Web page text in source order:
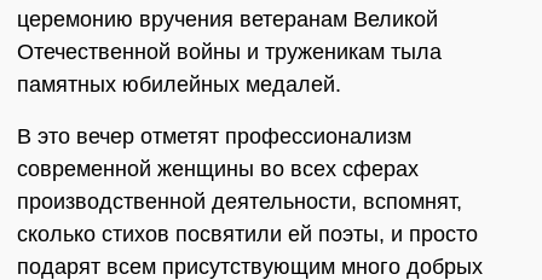
церемонию вручения ветеранам Великой
Отечественной войны и труженикам тыла
памятных юбилейных медалей.
В это вечер отметят профессионализм
современной женщины во всех сферах
производственной деятельности, вспомнят,
сколько стихов посвятили ей поэты, и просто
подарят всем присутствующим много добрых